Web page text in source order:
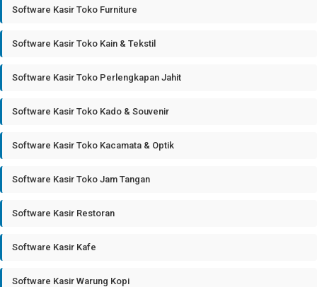
Software Kasir Toko Furniture
Software Kasir Toko Kain & Tekstil
Software Kasir Toko Perlengkapan Jahit
Software Kasir Toko Kado & Souvenir
Software Kasir Toko Kacamata & Optik
Software Kasir Toko Jam Tangan
Software Kasir Restoran
Software Kasir Kafe
Software Kasir Warung Kopi